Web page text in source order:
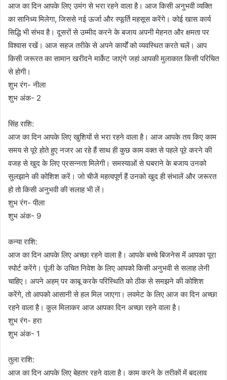
आज का दिन आपके लिए उमंग से भरा रहने वाला है। आज किसी अनुभवी व्यक्ति
का सानिध्य मिलेगा, जिससे नई ऊर्जा और स्फूर्ति महसूस करेंगे। कोई खास कार्य
सिद्धि भी संभव है। दूसरों से उम्मीद करने के बजाय अपनी मेहनत और क्षमता पर
विश्वास रखें। आज सहज तरीके से अपने कार्यों को व्यवस्थित करते चलें। आप
किसी जरूरत का सामान खरीदने मार्केट जाएंगे जहां आपकी मुलाकात किसी परिचित
से होगी।
शुभ रंग- नीला
शुभ अंक- 2
सिंह राशि:
आज का दिन आपके लिए खुशियों से भरा रहने वाला है। आज आपके तय किए काम
समय से पूरे होते हुए नजर आ रहे हैं साथ ही कुछ काम वक्त से पहले पूरे करने की
वजह से खुद के लिए प्रसन्नता मिलेगी। समस्याओं से घबराने के बजाय उनको
सुलझाने की कोशिश करें। जो चीजें महत्वपूर्ण हैं उनको खुद ही संभालें और जरूरत
हो तो किसी अनुभवी की सलाह भी लें।
शुभ रंग- पीला
शुभ अंक- 9
कन्या राशि:
आज का दिन आपके लिए अच्छा रहने वाला है। आपके बच्चे बिजनेस में आपका पूरा
स्पोर्ट करेंगे। पूंजी के उचित निवेश के लिए आपको किसी अनुभवी से सलाह लेनी
चाहिए। अपने अहम् पर काबू करके परिस्थिति को ठीक से समझने की कोशिश
करेंगे, तो आपको आसानी से हल मिल जाएगा। लवमेट के लिए आज का दिन अच्छा
रहने वाला है। कुल मिलाकर आज आपका दिन अच्छा रहने वाला है।
शुभ रंग- हरा
शुभ अंक- 1
तुला राशि:
आज का दिन आपके लिए बेहतर रहने वाला है। काम करने के तरीकों में बदलाव